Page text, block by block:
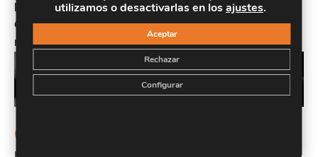
por cuenta propia; formarse como monitor multiaventura
en las diferentes actividades y/o trabajar con como
monitor multiaventura.
Objetivos
utilizamos o desactivarlas en losajustes.
Aceptar
Rechazar
Configurar